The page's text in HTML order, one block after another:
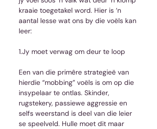
kraaie toegetakel word. Hier is ‘n
aantal lesse wat ons by die voëls kan
leer:
1.Jy moet verwag om deur te loop
Een van die primêre strategieë van
hierdie “mobbing” voëls is om op die
insypelaar te ontlas. Skinder,
rugstekery, passiewe aggressie en
selfs weerstand is deel van die leier
se speelveld. Hulle moet dit maar